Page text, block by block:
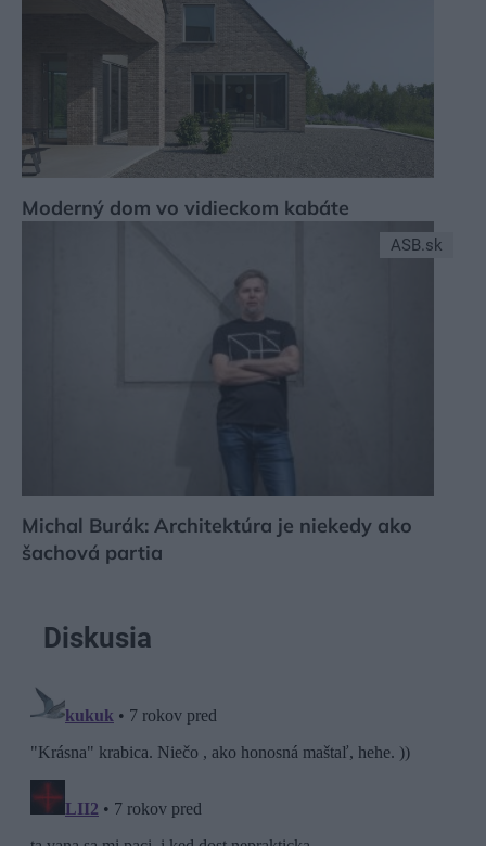
Moderný dom vo vidieckom kabáte
ASB.sk
Michal Burák: Architektúra je niekedy ako
šachová partia
Diskusia